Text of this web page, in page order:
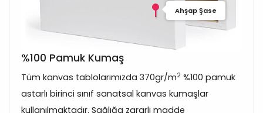
Ahşap Şase
%100 Pamuk Kumaş
Tüm kanvas tablolarımızda 370gr/m2 %100 pamuk
astarlı birinci sınıf sanatsal kanvas kumaşlar
kullanılmaktadır. Sağlığa zararlı madde